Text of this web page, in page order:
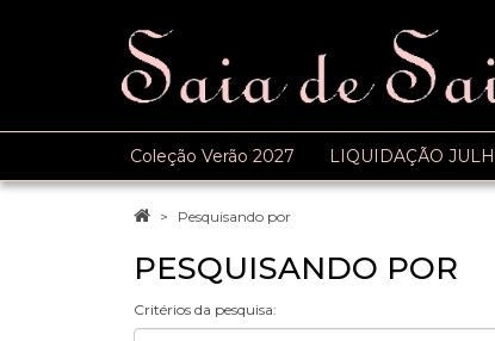
Coleção Verão 2027 LIQUIDAÇÃO
Pesquisando por
PESQUISANDO POR
Critérios da pesquisa: